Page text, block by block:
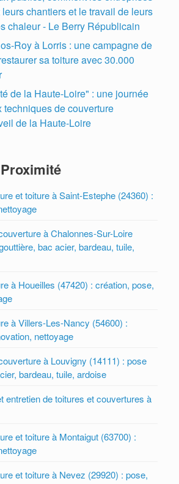
chantiers et le travail de leurs
chaleur - Le Berry Républicain
Roy à Lorris : une campagne de
sa toiture avec 30.000
de la Haute-Loire" : une journée
techniques de couverture
de la Haute-Loire
et toiture à Saint-Estephe (24360) :
à Chalonnes-Sur-Loire
bac acier, bardeau, tuile,
à Houeilles (47420) : création, pose,
à Villers-Les-Nancy (54600) :
nettoyage
à Louvigny (14111) : pose
bardeau, tuile, ardoise
entretien de toitures et couvertures à
et toiture à Montaigut (63700) :
et toiture à Nevez (29920) : pose,